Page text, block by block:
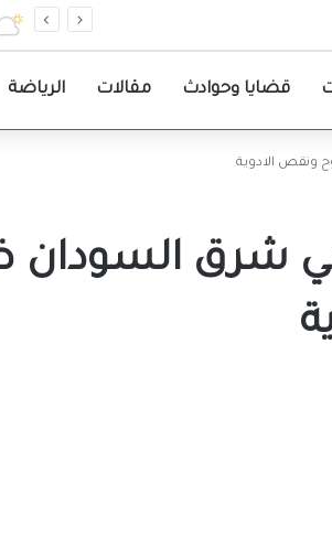
قضايا وحوادث مقالات الرياضة
ونقص الادوية
في شرق